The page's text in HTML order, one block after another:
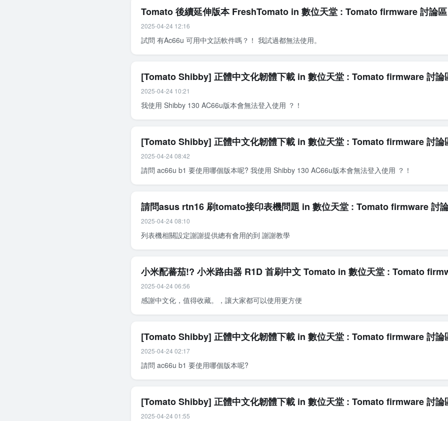
Tomato 後續延伸版本 FreshTomato in 數位天堂 : Tomato firmware 討論區
2025-04-24 12:16
試問 有Ac66u 可用中文話軟件嗎？！ 我試過都無法使用。
[Tomato Shibby] 正體中文化韌體下載 in 數位天堂 : Tomato firmware 討論
2025-04-24 10:21
我使用 Shibby 130 AC66u版本會無法登入使用 ？！
[Tomato Shibby] 正體中文化韌體下載 in 數位天堂 : Tomato firmware 討論
2025-04-24 08:42
請問 ac66u b1 要使用哪個版本呢? 我使用 Shibby 130 AC66u版本會無法登入使用 ？！
請問asus rtn16 刷tomato接印表機問題 in 數位天堂 : Tomato firmware 討
2025-04-24 08:10
列表機相關設定謝謝提供總有會用的到 謝謝教學
小米配蕃茄!? 小米路由器 R1D 首刷中文 Tomato in 數位天堂 : Tomato
2025-04-24 06:56
感謝中文化，值得收藏。，讓大家都可以使用更方便
[Tomato Shibby] 正體中文化韌體下載 in 數位天堂 : Tomato firmware 討論
2025-04-24 02:17
請問 ac66u b1 要使用哪個版本呢?
[Tomato Shibby] 正體中文化韌體下載 in 數位天堂 : Tomato firmware 討論
2025-04-24 01:55